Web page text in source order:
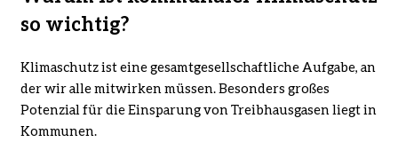
so wichtig?
Klimaschutz ist eine gesamtgesellschaftliche Aufgabe, an
der wir alle mitwirken müssen. Besonders großes
Potenzial für die Einsparung von Treibhausgasen liegt in
Kommunen.